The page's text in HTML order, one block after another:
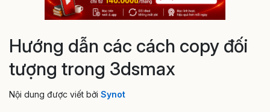
Hướng dẫn các cách copy đối
tượng trong 3dsmax
Nội dung được viết bởi Synot